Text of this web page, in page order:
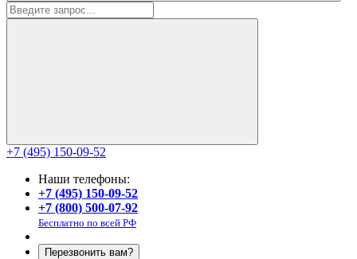
+7 (495) 150-09-52
Наши телефоны:
+7 (495) 150-09-52
+7 (800) 500-07-92
Бесплатно по всей РФ
Перезвонить вам?